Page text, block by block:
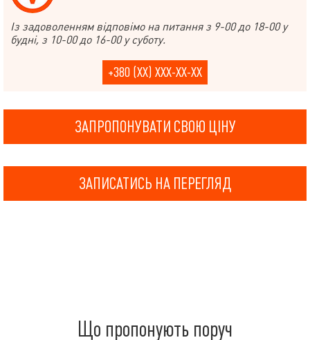
Із задоволенням відповімо на питання з 9-00 до 18-00 у
будні, з 10-00 до 16-00 у суботу.
+380 (XX) XXX-XX-XX
ЗАПРОПОНУВАТИ СВОЮ ЦІНУ
ЗАПИСАТИСЬ НА ПЕРЕГЛЯД
Що пропонують поруч